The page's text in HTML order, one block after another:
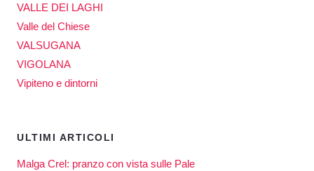
VALLE DEI LAGHI
Valle del Chiese
VALSUGANA
VIGOLANA
Vipiteno e dintorni
ULTIMI ARTICOLI
Malga Crel: pranzo con vista sulle Pale